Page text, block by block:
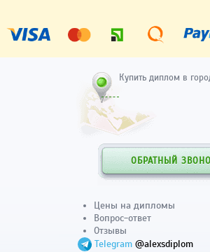
Купить диплом в
ОБРАТНЫЙ
Цены на дипломы
Вопрос-ответ
Отзывы
Telegram @alexsdiplom